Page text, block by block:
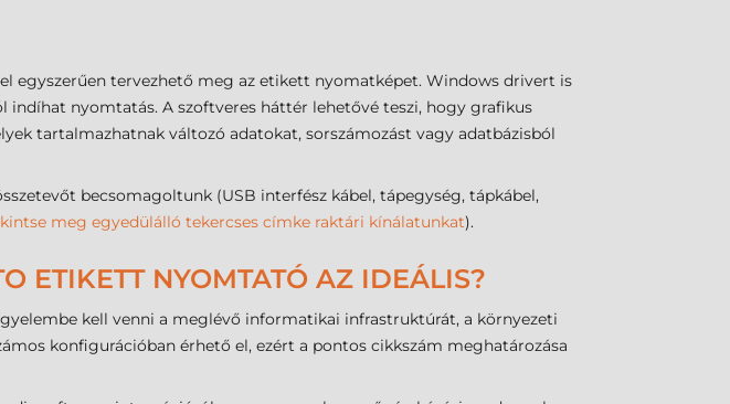
egyszerűen tervezhető meg az etikett nyomatképet. Windows drivert is
nyomtatás. A szoftveres háttér lehetővé teszi, hogy grafikus
tartalmazhatnak változó adatokat, sorszámozást vagy adatbázisból
becsomagoltunk (USB interfész kábel, tápegység, tápkábel,
meg egyedülálló tekercses címke raktári kínálatunkat).
ETIKETT NYOMTATÓ AZ IDEÁLIS?
kell venni a meglévő informatikai infrastruktúrát, a környezeti
konfigurációban érhető el, ezért a pontos cikkszám meghatározása